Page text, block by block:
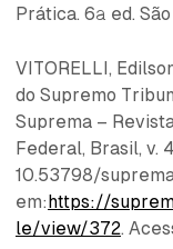
Prática. 6ª ed.
VITORELLI,
do Supremo
Suprema –
Federal, Brasil, v.
10.53798/
em:https://
le/view/372.